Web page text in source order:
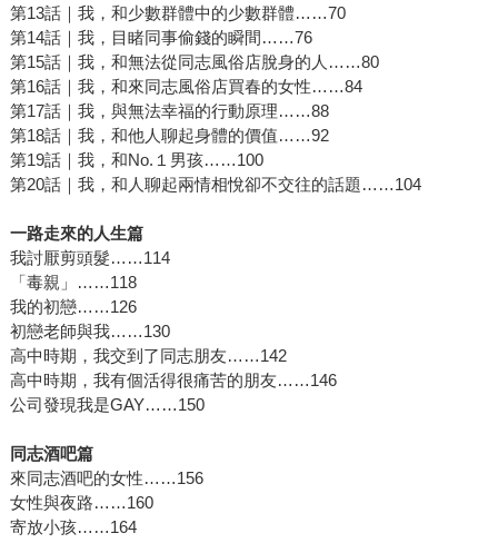
第13話｜我，和少數群體中的少數群體……70
第14話｜我，目睹同事偷錢的瞬間……76
第15話｜我，和無法從同志風俗店脫身的人……80
第16話｜我，和來同志風俗店買春的女性……84
第17話｜我，與無法幸福的行動原理……88
第18話｜我，和他人聊起身體的價值……92
第19話｜我，和No.１男孩……100
第20話｜我，和人聊起兩情相悅卻不交往的話題……104
一路走來的人生篇
我討厭剪頭髮……114
「毒親」……118
我的初戀……126
初戀老師與我……130
高中時期，我交到了同志朋友……142
高中時期，我有個活得很痛苦的朋友……146
公司發現我是GAY……150
同志酒吧篇
來同志酒吧的女性……156
女性與夜路……160
寄放小孩……164